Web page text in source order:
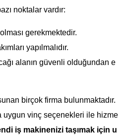
noktalar vardır:
gerekmektedir.
yapılmalıdır.
alanın güvenli olduğundan e
birçok firma bulunmaktadır.
uygun vinç seçenekleri ile hizme
iş makinenizi taşımak için u